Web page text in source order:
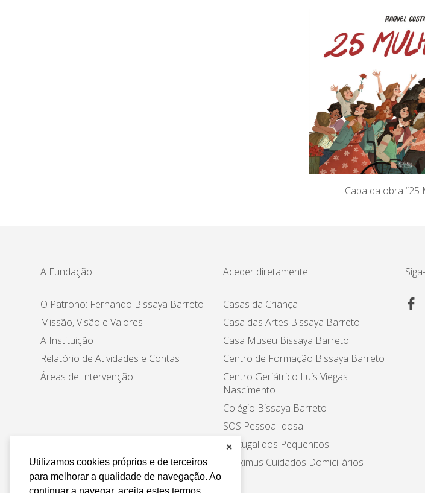
Utilizamos cookies próprios e de terceiros
para melhorar a qualidade de navegação. Ao
continuar a navegar, aceita estes termos.
✕
Capa da obra “25
A Fundação
O Patrono: Fernando Bissaya Barreto
Missão, Visão e Valores
A Instituição
Relatório de Atividades e Contas
Áreas de Intervenção
Aceder diretamente
Casas da Criança
Casa das Artes Bissaya Barreto
Casa Museu Bissaya Barreto
Centro de Formação Bissaya Barreto
Centro Geriátrico Luís Viegas
Nascimento
Colégio Bissaya Barreto
SOS Pessoa Idosa
Portugal dos Pequenitos
Proximus Cuidados Domiciliários